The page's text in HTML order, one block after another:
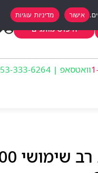
חיפוש מותגים
וואטסאפ | 053-333-6264
אישור מדיניות עוגיות